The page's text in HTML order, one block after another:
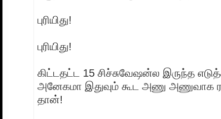
புரியிது!
புரியிது!
கிட்டதட்ட 15 சிச்சுவேஷன்ல இருந்த
அனேகமா இதுவும் கூட அணு அணுவாக
தான்!